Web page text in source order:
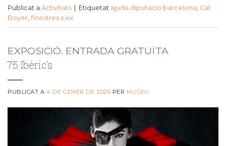
Publicat a Activitats Etiquetat ajuda diputacio barcelona, Cal
Boyer, finestres s xix
EXPOSICIÓ. ENTRADA GRATUÏTA
75 Ibèric’s
PUBLICAT A4 DE GENER DE 2026 PER MUSEU